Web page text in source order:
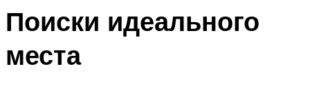
ОЧИСТКА БАССЕЙНОВ
Поиски идеального
места